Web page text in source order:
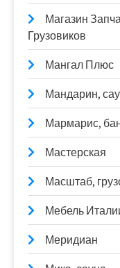
Магазин
Грузовиков
Мангал Плюс
Мандарин,
Мармарис,
Мастерская
Масштаб,
Мебель
Меридиан